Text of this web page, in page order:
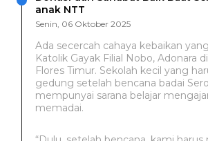
anak NTT
Senin, 06 Oktober 2025
Ada secercah cahaya kebaikan
Katolik Gayak Filial Nobo, Adonara
Flores Timur. Sekolah kecil yang
gedung setelah bencana badai
mempunyai sarana belajar
memadai.